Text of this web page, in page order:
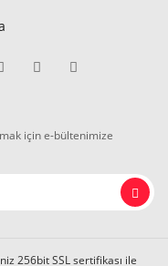
için e-bültenimize
256bit SSL sertifikası ile